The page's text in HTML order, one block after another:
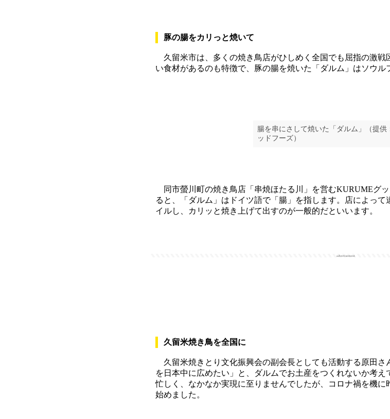
豚の腸をカリっと焼いて
久留米市は、多くの焼き鳥店がひしめく全国でも屈指の激戦
い食材があるのも特徴で、豚の腸を焼いた「ダルム」はソウル
腸を串にさして焼いた「ダルム」（提供
ッドフーズ）
同市螢川町の焼き鳥店「串焼ほたる川」を営むKURUMEグ
ると、「ダルム」はドイツ語で「腸」を指します。店によっ
イルし、カリッと焼き上げて出すのが一般的だといいます。
advertisement
久留米焼き鳥を全国に
久留米焼きとり文化振興会の副会長としても活動する原田さ
を日本中に広めたい」と、ダルムでお土産をつくれないか考
忙しく、なかなか実現に至りませんでしたが、コロナ禍を機
始めました。